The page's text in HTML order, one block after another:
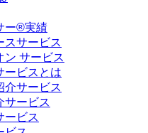
ー®実績
スサービス
ン サービス
ービスとは
介サービス
サービス
ービス